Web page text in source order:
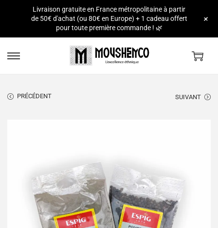
PRÉCÉDENT SUIVANT
Livraison gratuite en France métropolitaine à partir
de 50€ d'achat (ou 80€ en Europe) + 1 cadeau offert
pour toute première commande ! 🌿
+